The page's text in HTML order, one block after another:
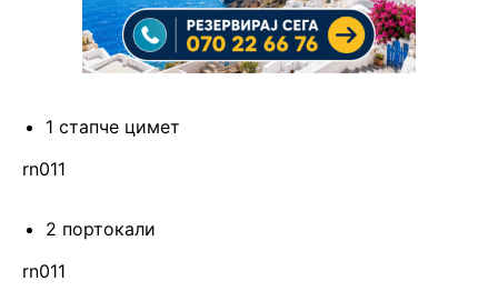
1 стапче цимет
rn011
2 портокали
rn011